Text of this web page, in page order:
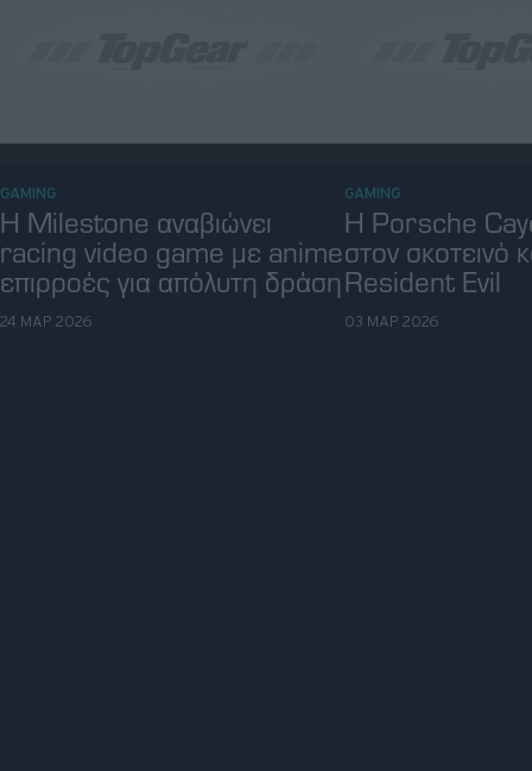
επιρροές για απόλυτη δράση